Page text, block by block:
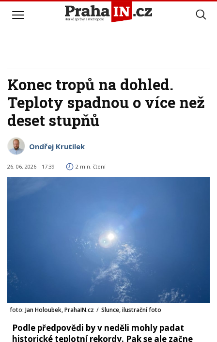
Konec tropů na dohled.
Teploty spadnou o více než
deset stupňů
Ondřej Krutilek
26. 06. 2026 17:39 2 min. čtení
foto: Jan Holoubek, PrahaIN.cz / Slunce, ilustrační foto
Podle předpovědi by v neděli mohly padat
historické teplotní rekordy. Pak se ale začne